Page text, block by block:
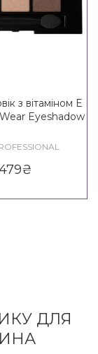
з вітаміном E
Eyeshadow
₴
ДЛЯ